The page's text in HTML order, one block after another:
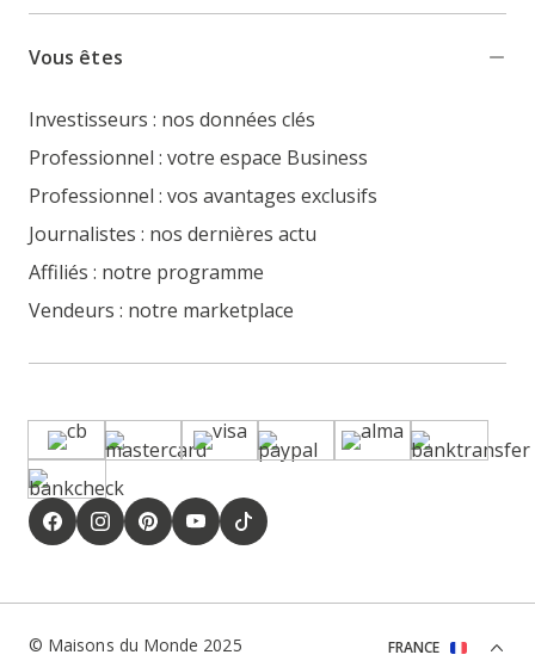
Vous êtes
Investisseurs : nos données clés
Professionnel : votre espace Business
Professionnel : vos avantages exclusifs
Journalistes : nos dernières actu
Affiliés : notre programme
Vendeurs : notre marketplace
© Maisons du Monde 2025
FRANCE